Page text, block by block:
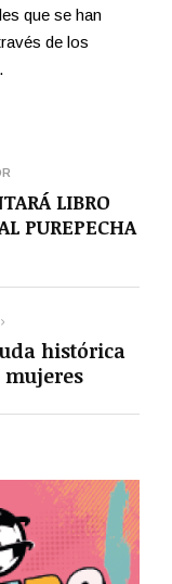
que se han
de los
LIBRO
PUREPECHA
histórica
mujeres